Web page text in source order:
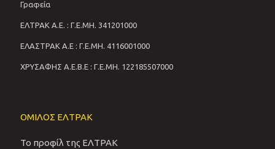
Γραφεία
ΕΛΤΡΑΚ Α.Ε. : Γ.Ε.ΜΗ. 341201000
ΕΛΑΣΤΡΑΚ Α.Ε : Γ.Ε.ΜΗ. 4116001000
ΧΡΥΣΑΦΗΣ Α.Ε.Β.Ε : Γ.Ε.ΜΗ. 122185507000
ΟΜΙΛΟΣ ΕΛΤΡΑΚ
Το προφίλ της ΕΛΤΡΑΚ